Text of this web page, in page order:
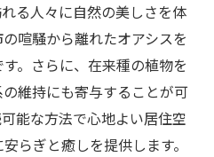
る人々に自然の美しさを体
喧騒から離れたオアシスを
。さらに、在来種の植物を
維持にも寄与することが可
能な方法で心地よい居住空
らぎと癒しを提供します。